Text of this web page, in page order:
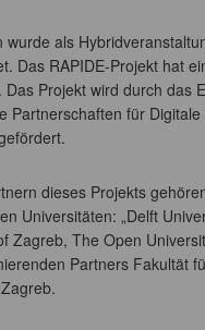
wurde als
Das RAPIDE-Projekt hat
Das Projekt wird durch das
Partnerschaften für
dieses Projekts
Universitäten: „Delft
Zagreb, The Open
Partners Fakultät